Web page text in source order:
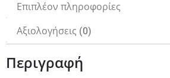
Επιπλέον πληροφορίες
Αξιολογήσεις (0)
Περιγραφή